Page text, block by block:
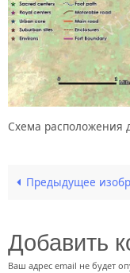
Схема расположения
Предыдущее
Добавить
Ваш адрес email не будет